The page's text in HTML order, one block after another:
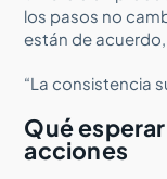
los pasos no
están de
“La consistencia
Qué
acciones